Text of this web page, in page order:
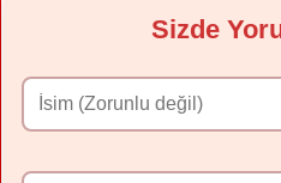
Sizde